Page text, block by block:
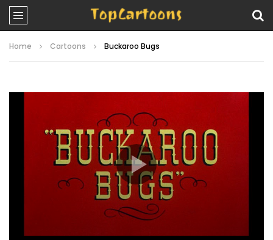
Home Cartoons Buckaroo Bugs